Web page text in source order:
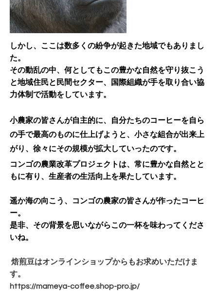
しかし、ここは数多くの紛争が起きた地域でもありまし
た。
その動乱の中、何としてもこの豊かな自然を守り抜こう
と地域住民と民間セクター、国際組織が手を取り合い協
力体制で活動をしています。
小農家の皆さんが自主的に、自分たちのコーヒーを自ら
の手で最高のものに仕上げようと、小さな組合が出来上
がり、徐々にその規模が拡大していったのです。
コンゴの農業改革プロジェクトは、常に豊かな自然とと
もに有り、生産者の生活向上を果たしています。
遥か海の向こう、コンゴの農家の皆さんが作ったコーヒ
ー。
是非、その背景を思いながらこの一杯を味わってくださ
いね。
焙煎豆はオンラインショップからもお求めいただけま
す。
https://mameya-coffee.shop-pro.jp/